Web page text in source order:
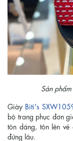
Sản
Giày Biti's
bộ trang phục đơn
tôn dáng, tôn lên
đứng lâu.